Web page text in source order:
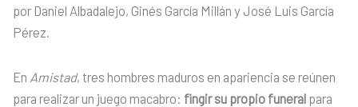
por Daniel Albadalejo, Ginés García Millán y José Luis García
Pérez.
En Amistad, tres hombres maduros en apariencia se reúnen
para realizar un juego macabro: fingir su propio funeral para